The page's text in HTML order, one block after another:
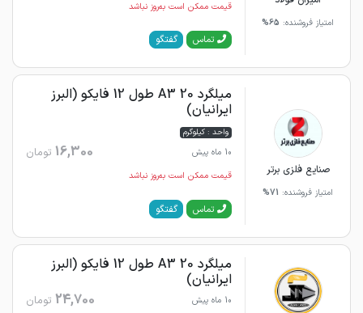
امتیاز فروشنده: 65%
قیمت ممکن است به‌روز نباشد
تماس گفتگو
صنایع فلزی برتر
امتیاز فروشنده: 71%
میلگرد 20 A3 طول 12 فایکو (البرز
ایرانیان)
واحد : کیلوگرم
10 ماه پیش
16,300 تومان
قیمت ممکن است به‌روز نباشد
تماس گفتگو
میلگرد 20 A3 طول 12 فایکو (البرز
ایرانیان)
10 ماه پیش 24,700 تومان